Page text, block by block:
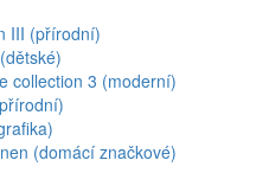
III (přírodní)
collection 3 (moderní)
(domácí značkové)